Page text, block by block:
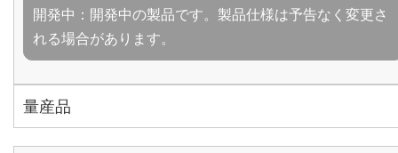
開発中：開発中の製品です。製品仕様は予告なく変更さ
れる場合があります。
量産品